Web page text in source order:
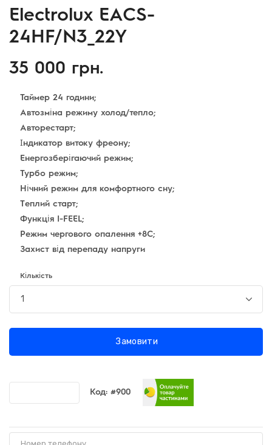
Electrolux EACS-
24HF/N3_22Y
35 000 грн.
Таймер 24 години;
Автозміна режиму холод/тепло;
Авторестарт;
Індикатор витоку фреону;
Енергозберігаючий режим;
Турбо режим;
Нічний режим для комфортного сну;
Теплий старт;
Функція I-FEEL;
Режим чергового опалення +8С;
Захист від перепаду напруги
Кількість
Замовити
Код: #900